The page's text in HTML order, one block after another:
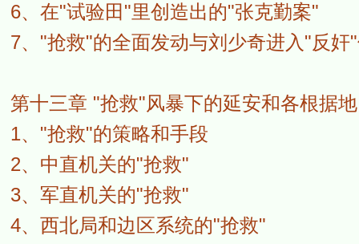
6、在"试验田"里创造出的"张克勤案"
7、"抢救"的全面发动与刘少奇进入"反奸
第十三章 "抢救"风暴下的延安和各根据地
1、"抢救"的策略和手段
2、中直机关的"抢救"
3、军直机关的"抢救"
4、西北局和边区系统的"抢救"